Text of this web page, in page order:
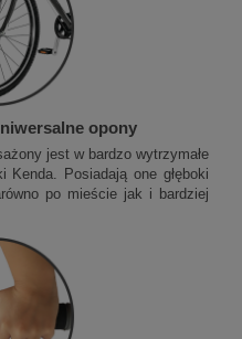
opony
jest w bardzo wytrzymałe
Kenda. Posiadają one głęboki
po mieście jak i bardziej